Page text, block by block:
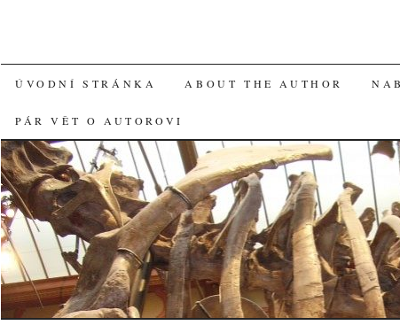
SKIP
TO
CONTENT
ÚVODNÍ STRÁNKA ABOUT THE AUTHOR
PÁR VĚT O AUTOROVI